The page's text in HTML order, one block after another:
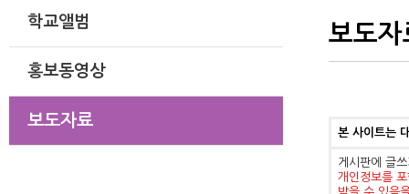
학교앨범
홍보동영상
보도자료
보도자
본 사이트는
게시판에 글
개인정보를